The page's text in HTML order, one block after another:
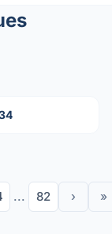
... 82 › »